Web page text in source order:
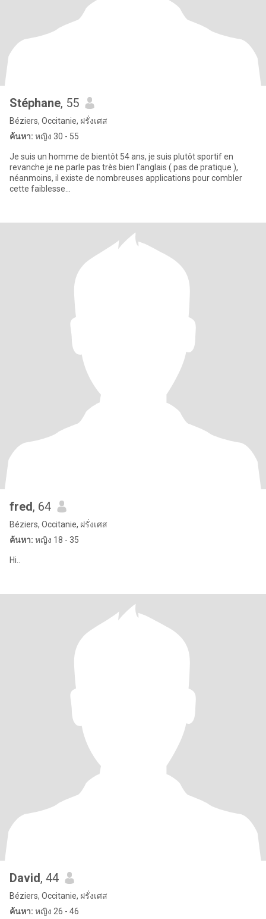
Stéphane, 55
Béziers, Occitanie, ฝรั่งเศส
ค้นหา: หญิง 30 - 55
Je suis un homme de bientôt 54 ans, je suis plutôt sportif en
revanche je ne parle pas très bien l'anglais ( pas de pratique ),
néanmoins, il existe de nombreuses applications pour combler
cette faiblesse...
fred, 64
Béziers, Occitanie, ฝรั่งเศส
ค้นหา: หญิง 18 - 35
Hi..
David, 44
Béziers, Occitanie, ฝรั่งเศส
ค้นหา: หญิง 26 - 46